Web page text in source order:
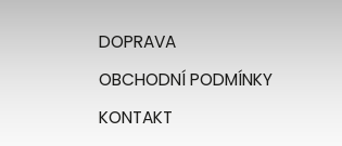
DOPRAVA
OBCHODNÍ PODMÍNKY
KONTAKT